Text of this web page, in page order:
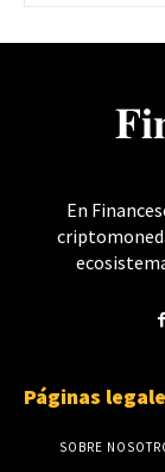
En
Páginas
SOBRE